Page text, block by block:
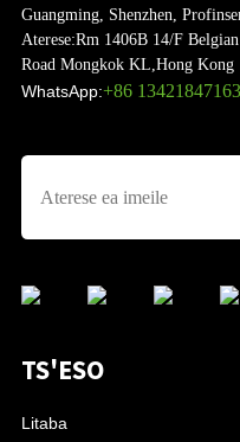
Guangming, Shenzhen,
Aterese:Rm 1406B 14/F
Road Mongkok KL,Hong Kong
WhatsApp:+86 13421847163
TS'ESO
Litaba